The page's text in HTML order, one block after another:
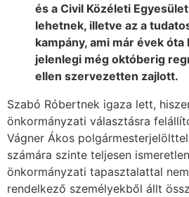
és a Civil Közéleti
lehetnek, illetve az a
kampány, ami már évek óta
jelenlegi még októberig
ellen szervezetten zajlott.
Szabó Róbertnek igaza lett,
önkormányzati választásra
Vágner Ákos
számára szinte teljesen
önkormányzati tapasztalattal
rendelkező személyekből állt